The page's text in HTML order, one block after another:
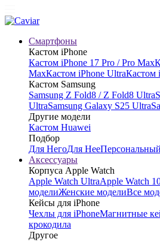
Смартфоны
Кастом iPhone
Кастом iPhone 17 Pro / Pro Max
MaxКастом iPhone UltraКастом
Кастом Samsung
Samsung Z Fold8 / Z Fold8 Ultra
UltraSamsung Galaxy S25 Ultra
Другие модели
Кастом Huawei
Подбор
Для НегоДля Нее
Аксессуары
Корпуса Apple Watch
Apple Watch UltraApple Watch
моделиЖенские моделиВсе
Кейсы для iPhone
Чехлы для iPhoneМагнитные
крокодила
Другое